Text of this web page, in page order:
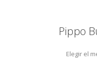
Pippo